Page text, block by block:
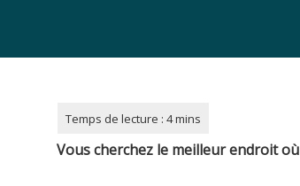
Vous cherchez le meilleur endroit